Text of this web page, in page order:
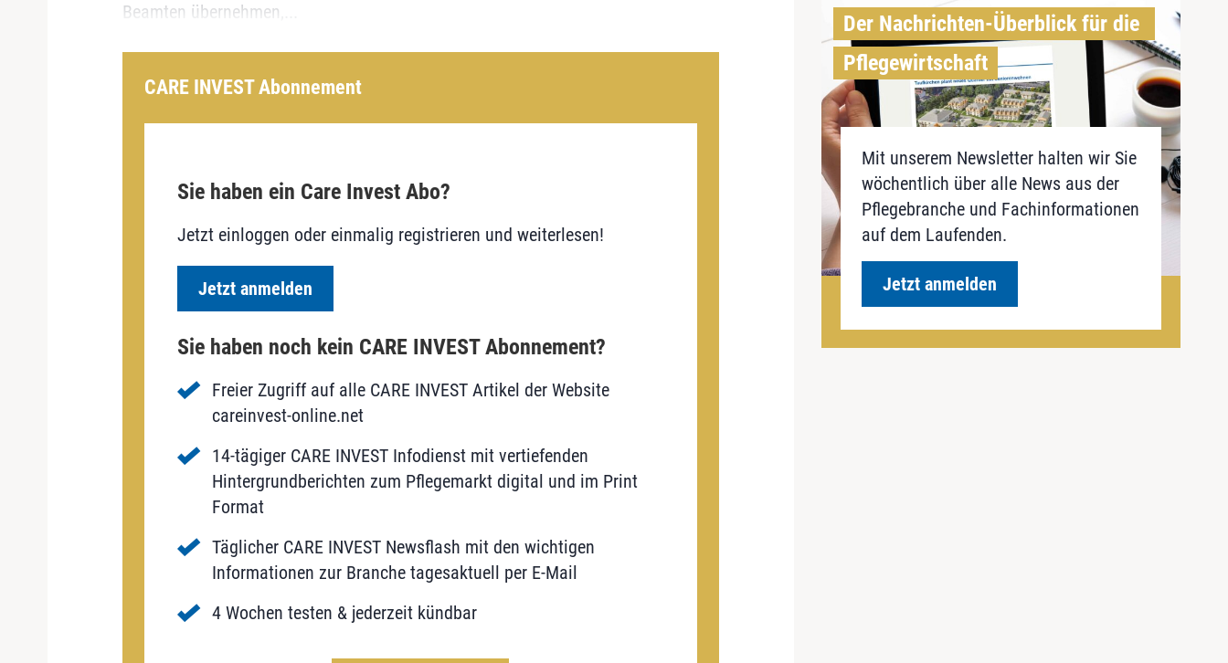
Beamten übernehmen,...
CARE INVEST Abonnement
Sie haben ein Care Invest Abo?
Jetzt einloggen oder einmalig registrieren und weiterlesen!
Jetzt anmelden
Sie haben noch kein CARE INVEST Abonnement?
Freier Zugriff auf alle CARE INVEST Artikel der Website
careinvest-online.net
14-tägiger CARE INVEST Infodienst mit vertiefenden
Hintergrundberichten zum Pflegemarkt digital und im Print
Format
Täglicher CARE INVEST Newsflash mit den wichtigen
Informationen zur Branche tagesaktuell per E-Mail
4 Wochen testen & jederzeit kündbar
Der Nachrichten-Überblick für die
Pflegewirtschaft
Mit unserem Newsletter halten wir Sie
wöchentlich über alle News aus der
Pflegebranche und Fachinformationen
auf dem Laufenden.
Jetzt anmelden